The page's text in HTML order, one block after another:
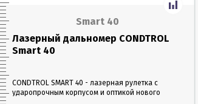
Smart 40
Лазерный дальномер CONDTROL
Smart 40
CONDTROL SMART 40 - лазерная рулетка с
ударопрочным корпусом и оптикой нового